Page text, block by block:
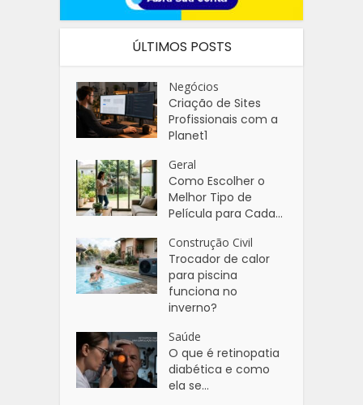
ÚLTIMOS POSTS
Negócios
Criação de Sites
Profissionais com a
Planet1
Geral
Como Escolher o
Melhor Tipo de
Película para Cada...
Construção Civil
Trocador de calor
para piscina
funciona no
inverno?
Saúde
O que é retinopatia
diabética e como
ela se...